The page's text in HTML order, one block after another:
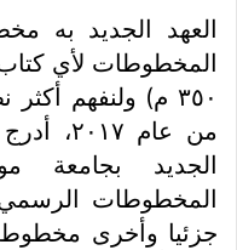
العهد الجديد به
المخطوطات لأي
٣٥٠ م) ولنفهم
من عام
الجديد بجامعة
جزئيا وأخرى مخطوطة